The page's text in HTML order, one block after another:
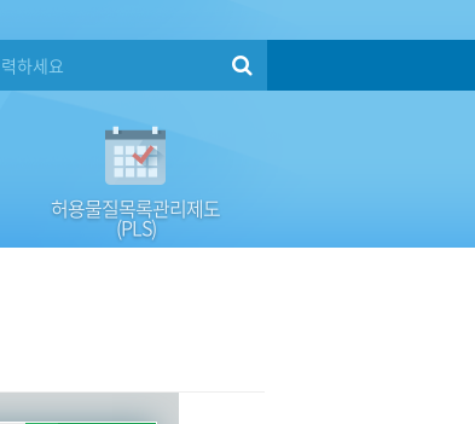
허용물질목록관리제도
(PLS)